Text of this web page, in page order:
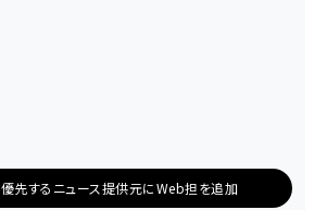
優先するニュース提供元にWeb担を追加